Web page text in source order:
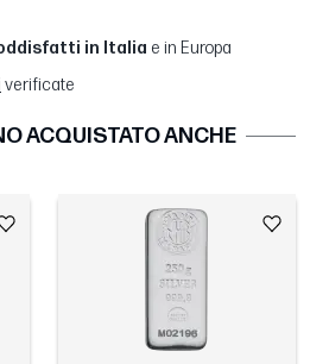
in Italia e in Europa
verificate
ACQUISTATO ANCHE